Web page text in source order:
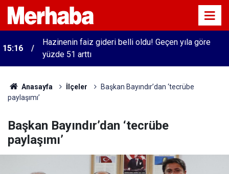
15:16
Hazinenin faiz gideri belli oldu! Geçen yıla göre
yüzde 51 arttı
Anasayfa İlçeler
Başkan Bayındır’dan ‘tecrübe
paylaşımı’
Başkan Bayındır’dan ‘tecrübe
paylaşımı’